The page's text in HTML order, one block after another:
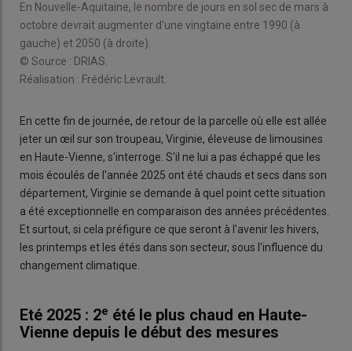
En Nouvelle-Aquitaine, le nombre de jours en sol sec de mars à
octobre devrait augmenter d'une vingtaine entre 1990 (à
gauche) et 2050 (à droite).
© Source : DRIAS.
Réalisation : Frédéric Levrault.
En cette fin de journée, de retour de la parcelle où elle est allée
jeter un œil sur son troupeau, Virginie, éleveuse de limousines
en Haute-Vienne, s'interroge. S'il ne lui a pas échappé que les
mois écoulés de l'année 2025 ont été chauds et secs dans son
département, Virginie se demande à quel point cette situation
a été exceptionnelle en comparaison des années précédentes.
Et surtout, si cela préfigure ce que seront à l'avenir les hivers,
les printemps et les étés dans son secteur, sous l'influence du
changement climatique.
Eté 2025 : 2e été le plus chaud en Haute-
Vienne depuis le début des mesures